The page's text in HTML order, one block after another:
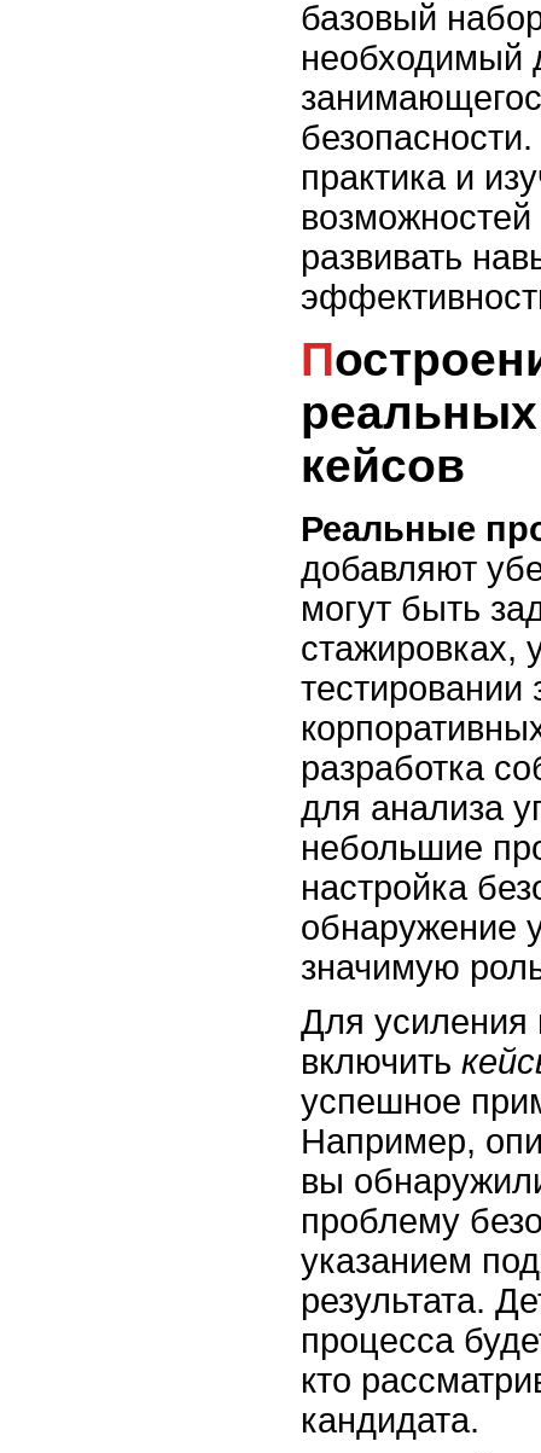
базовый
необходимый
практика и
развивать
Построение портфолио
кейсов
Реальные
добавляют
могут быть
стажировках,
разработка
для анализа
небольшие
настройка
обнаружение
значимую
Для усиления
включить
успешное
Например,
вы
проблему
указанием
результата.
процесса
кто
кандидата.